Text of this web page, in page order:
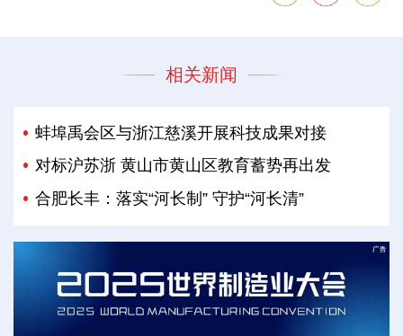
相关新闻
蚌埠禹会区与浙江慈溪开展科技成果对接
对标沪苏浙 黄山市黄山区教育蓄势再出发
合肥长丰：落实“河长制” 守护“河长清”